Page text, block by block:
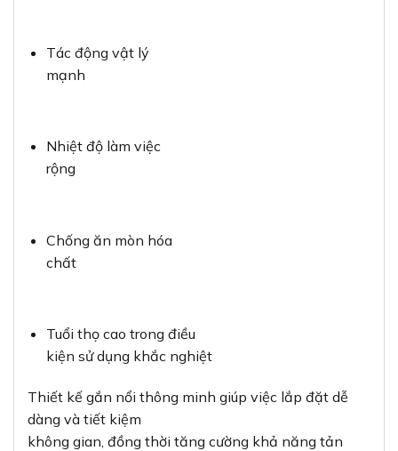
Tác động vật lý
mạnh
Nhiệt độ làm việc
rộng
Chống ăn mòn hóa
chất
Tuổi thọ cao trong điều
kiện sử dụng khắc nghiệt
Thiết kế gắn nổi thông minh giúp việc lắp đặt dễ
dàng và tiết kiệm
không gian, đồng thời tăng cường khả năng tản